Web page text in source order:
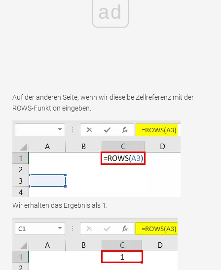
ad
Auf der anderen Seite, wenn wir dieselbe Zellreferenz mit der
ROWS-Funktion eingeben.
Wir erhalten das Ergebnis als 1.